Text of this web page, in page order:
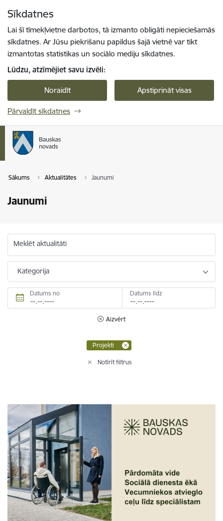
Sīkdatnes
Lai šī tīmekļvietne darbotos, tā izmanto obligāti nepieciešamās
sīkdatnes. Ar Jūsu piekrišanu papildus šajā vietnē var tikt
izmantotas statistikas un sociālo mediju sīkdatnes.
Lūdzu, atzīmējiet savu izvēli:
Noraidīt Apstiprināt visas
Pārvaldīt sīkdatnes
Sākums Aktualitātes Jaunumi
Jaunumi
Meklēt aktualitāti
Kategorija
Datums no Datums līdz
Aizvērt
Projekti
Notīrīt filtrus